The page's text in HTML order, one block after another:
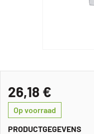
26,18 €
Op voorraad
PRODUCTGEGEVENS